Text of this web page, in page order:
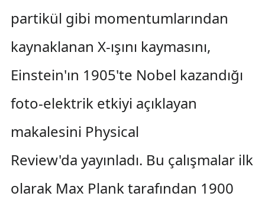
partikül gibi momentumlarından
kaynaklanan X-ışını kaymasını,
Einstein'ın 1905'te Nobel kazandığı
foto-elektrik etkiyi açıklayan
makalesini Physical
Review'da yayınladı. Bu çalışmalar ilk
olarak Max Plank tarafından 1900